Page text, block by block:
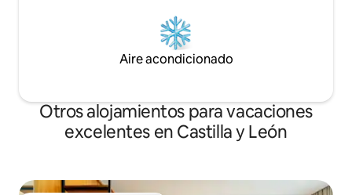
Aire acondicionado
Otros alojamientos para vacaciones
excelentes en Castilla y León